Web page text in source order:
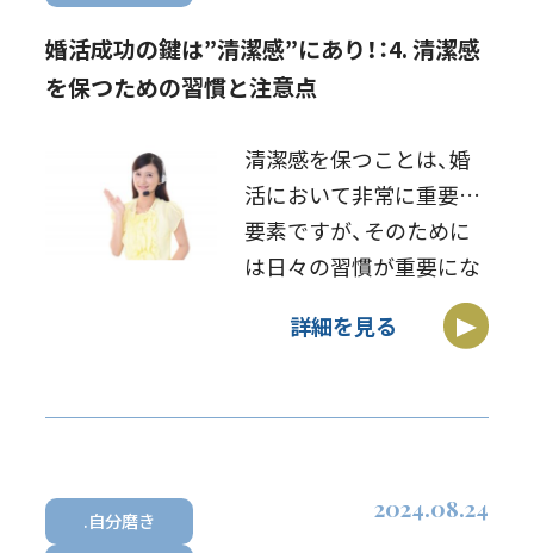
婚活成功の鍵は”清潔感”にあり！：4. 清潔感
を保つための習慣と注意点
清潔感を保つことは、婚
活において非常に重要な
要素ですが、そのために
は日々の習慣が重要にな
ります。ただし、適切な方
法で維持するためには、
詳細を見る
.自分磨き
2024.08.24